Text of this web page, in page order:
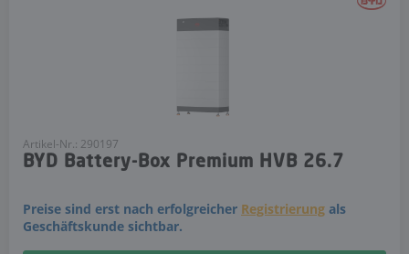
Artikel-Nr.: 290197
BYD Battery-Box Premium HVB 26.7
Preise sind erst nach erfolgreicher Registrierung als
Geschäftskunde sichtbar.